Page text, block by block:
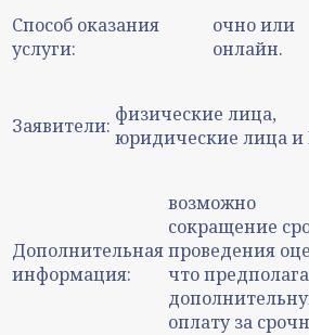
Способ оказания
услуги:
очно или
онлайн.
Заявители: физические лица,
юридические лица
Дополнительная
информация:
возможно
сокращение
проведения
что
оплату за